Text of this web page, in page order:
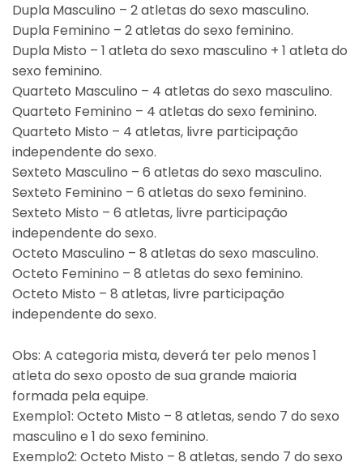
Dupla Masculino – 2 atletas do sexo masculino.
Dupla Feminino – 2 atletas do sexo feminino.
Dupla Misto – 1 atleta do sexo masculino + 1 atleta do
sexo feminino.
Quarteto Masculino – 4 atletas do sexo masculino.
Quarteto Feminino – 4 atletas do sexo feminino.
Quarteto Misto – 4 atletas, livre participação
independente do sexo.
Sexteto Masculino – 6 atletas do sexo masculino.
Sexteto Feminino – 6 atletas do sexo feminino.
Sexteto Misto – 6 atletas, livre participação
independente do sexo.
Octeto Masculino – 8 atletas do sexo masculino.
Octeto Feminino – 8 atletas do sexo feminino.
Octeto Misto – 8 atletas, livre participação
independente do sexo.
Obs: A categoria mista, deverá ter pelo menos 1
atleta do sexo oposto de sua grande maioria
formada pela equipe.
Exemplo1: Octeto Misto – 8 atletas, sendo 7 do sexo
masculino e 1 do sexo feminino.
Exemplo2: Octeto Misto – 8 atletas, sendo 7 do sexo